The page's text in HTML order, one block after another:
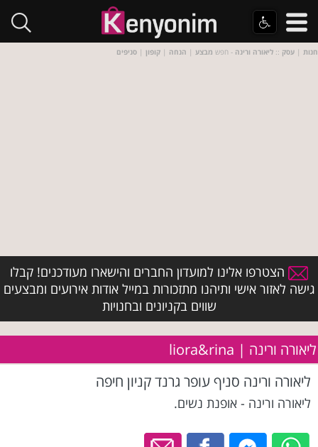
חנות | עסק :: ליאורה ורינה - חפש מבצע | הנחה | קופון | סניפים
הצטרפו אלינו למועדון החברים והישארו מעודכנים! קבלו
גישה לאזור אישי ותיהנו מתזכורות במייל אודות אירועים ומבצעים
שווים בקניונים ובחנויות
ליאורה ורינה | liora&rina
ליאורה ורינה סניף עופר גרנד קניון חיפה
ליאורה ורינה - אופנת נשים.